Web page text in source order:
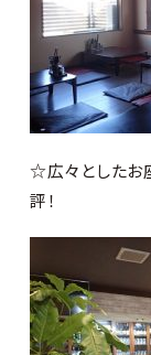
☆広々としたお
評！